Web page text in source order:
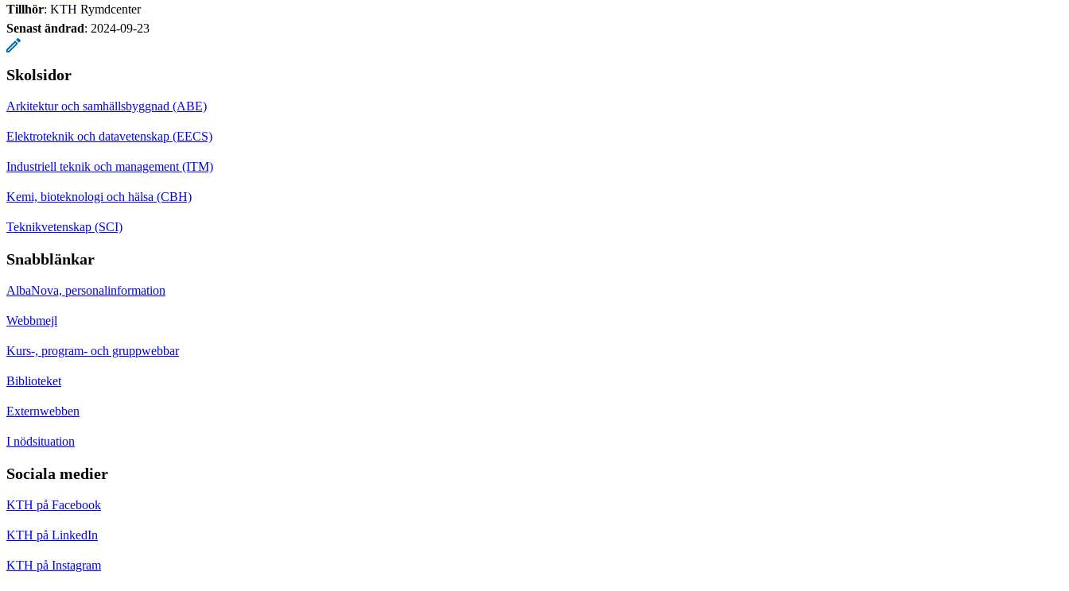
Tillhör: KTH Rymdcenter
Senast ändrad: 2024-09-23
Skolsidor
Arkitektur och samhällsbyggnad (ABE)
Elektroteknik och datavetenskap (EECS)
Industriell teknik och management (ITM)
Kemi, bioteknologi och hälsa (CBH)
Teknikvetenskap (SCI)
Snabblänkar
AlbaNova, personalinformation
Webbmejl
Kurs-, program- och gruppwebbar
Biblioteket
Externwebben
I nödsituation
Sociala medier
KTH på Facebook
KTH på LinkedIn
KTH på Instagram